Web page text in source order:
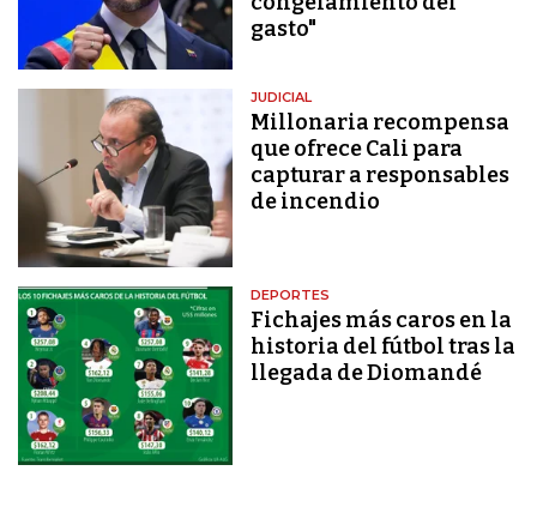
gasto"
JUDICIAL
Millonaria recompensa
que ofrece Cali para
capturar a responsables
de incendio
DEPORTES
Fichajes más caros en la
historia del fútbol tras la
llegada de Diomandé